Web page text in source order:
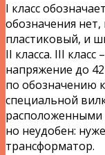
I класс
обозначения
пластиковый, и
II класса. III
напряжение до
по обозначению
специальной
расположенными
но неудобен:
трансформатор.